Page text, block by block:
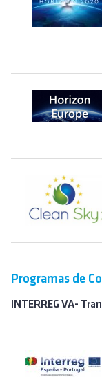
Programas de
INTERREG VA-